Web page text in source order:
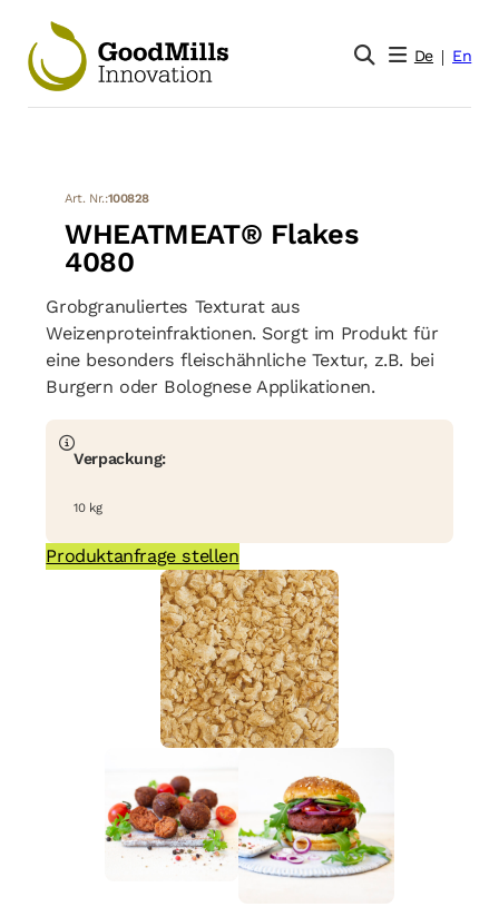
De En
Art. Nr.:100828
WHEATMEAT® Flakes
4080
Grobgranuliertes Texturat aus
Weizenproteinfraktionen. Sorgt im Produkt für
eine besonders fleischähnliche Textur, z.B. bei
Burgern oder Bolognese Applikationen.
Verpackung:
10 kg
Produktanfrage stellen